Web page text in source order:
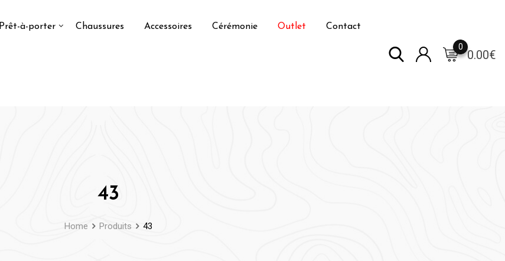
Prêt-à-porter Chaussures Accessoires Cérémonie Outlet Contact
0.00€
0
43
Home Produits 43